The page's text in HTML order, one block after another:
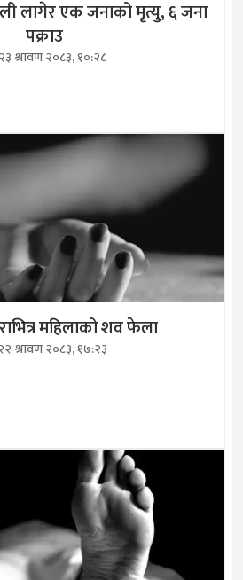
लागेर एक जनाको मृत्यु, ६ जना
पक्राउ
२३ श्रावण २०८३, १०:२८
महिलाको शव फेला
श्रावण २०८३, १७:२३